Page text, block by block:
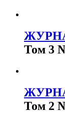
Том 3
Том 2